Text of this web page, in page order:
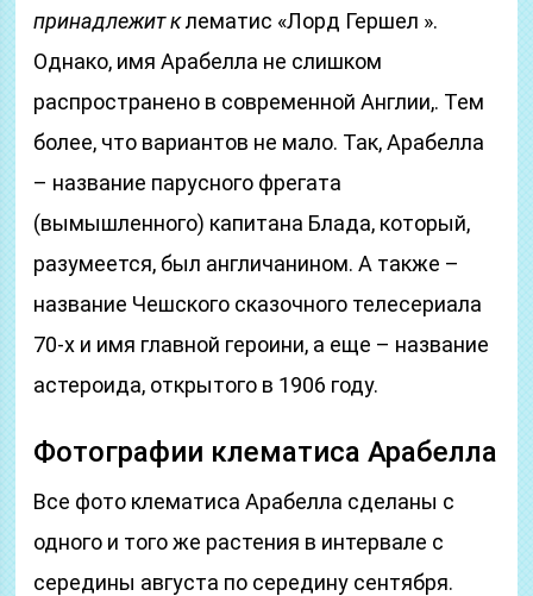
принадлежит клематис «Лорд Гершел ».
Однако, имя Арабелла не слишком
распространено в современной Англии,. Тем
более, что вариантов не мало. Так, Арабелла
– название парусного фрегата
(вымышленного) капитана Блада, который,
разумеется, был англичанином. А также –
название Чешского сказочного телесериала
70-х и имя главной героини, а еще – название
астероида, открытого в 1906 году.
Фотографии клематиса Арабелла
​Все фото клематиса Арабелла сделаны с
одного и того же растения в интервале с
середины августа по середину сентября.